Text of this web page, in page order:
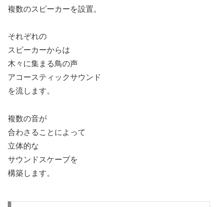
複数のスピーカーを設置。
それぞれの
スピーカーからは
木々に集まる鳥の声
アコースティックサウンド
を流します。
複数の音が
合わさることによって
立体的な
サウンドスケープを
構築します。